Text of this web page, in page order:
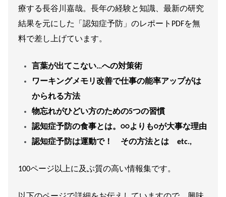
療する長谷川嘉哉。長年の経験と知識、最新の研究
結果を元にした「認知症予防」のレポートPDFを無
料で差し上げています。
言葉が出てこない…への対策術
ワーキングメモリ改善で仕事の能率アップがは
かられる方法
物忘れがひどい方のための5つの習慣
認知症予防の食事とは。○○よりも○が大事な理由
認知症予防は運動で！ その方法とは etc.,
100ページ以上に及ぶ質の高い情報集です。